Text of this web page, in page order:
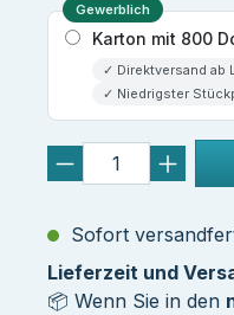
Gewerblich
Karton mit 800
✓ Direktversand ab
✓ Niedrigster
Sofort
Lieferzeit und
📦 Wenn Sie in den